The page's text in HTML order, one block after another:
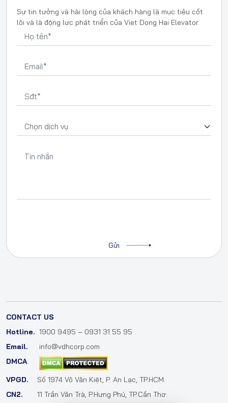
Sự tin tưởng và hài lòng của khách hàng là mục tiêu cốt
lõi và là động lực phát triển của Viet Dong Hai Elevator.
CONTACT US
Hotline. 1900 9495 – 0931 31 55 95
Email.
info@vdhcorp.com
DMCA
VPGD.
Số 1974 Võ Văn Kiệt, P. An Lạc, TP.HCM.
CN2.
11 Trần Văn Trà, P.Hưng Phú, TP.Cần Thơ.